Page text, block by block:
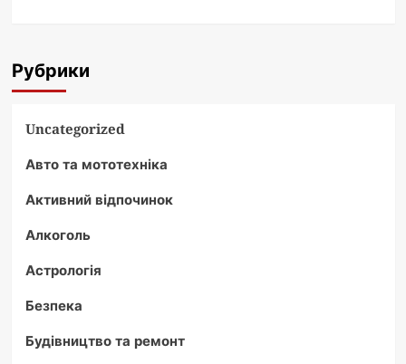
Рубрики
Uncategorized
Авто та мототехніка
Активний відпочинок
Алкоголь
Астрологія
Безпека
Будівництво та ремонт